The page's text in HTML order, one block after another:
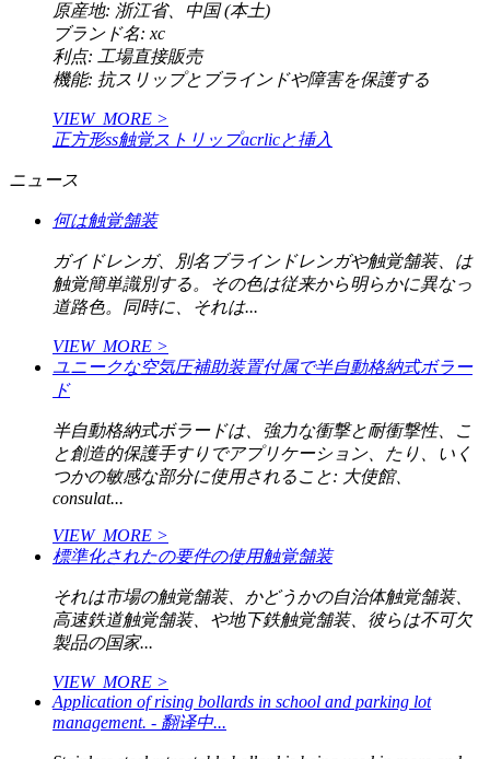
原産地: 浙江省、中国 (本土)
ブランド名: xc
利点: 工場直接販売
機能: 抗スリップとブラインドや障害を保護する
VIEW_MORE >
正方形ss触覚ストリップacrlicと挿入
ニュース
何は触覚舗装
ガイドレンガ、別名ブラインドレンガや触覚舗装、は
触覚簡単識別する。その色は従来から明らかに異なっ
道路色。同時に、それは...
VIEW_MORE >
ユニークな空気圧補助装置付属で半自動格納式ボラー
ド
半自動格納式ボラードは、強力な衝撃と耐衝撃性、こ
と創造的保護手すりでアプリケーション、たり、いく
つかの敏感な部分に使用されること: 大使館、
consulat...
VIEW_MORE >
標準化されたの要件の使用触覚舗装
それは市場の触覚舗装、かどうかの自治体触覚舗装、
高速鉄道触覚舗装、や地下鉄触覚舗装、彼らは不可欠
製品の国家...
VIEW_MORE >
Application of rising bollards in school and parking lot
management. - 翻译中...